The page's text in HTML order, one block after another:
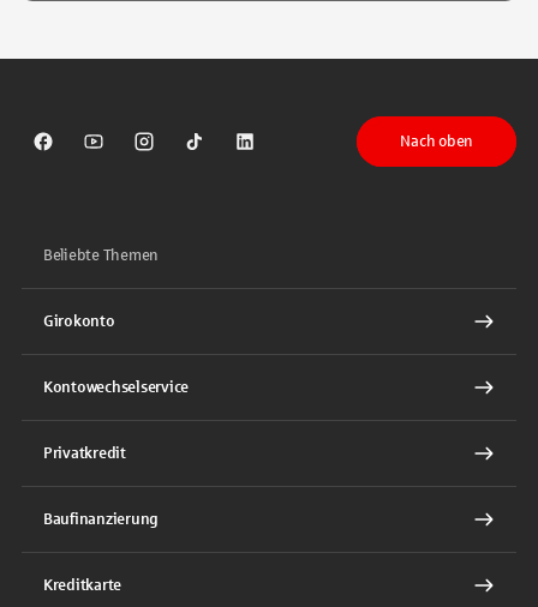
Sparkasse auf Facebook
Sparkasse auf Youtube
Sparkasse auf Instagram
Sparkasse auf TikTok
Sparkasse auf LinkedIn
Nach oben
Beliebte Themen
Girokonto
Kontowechselservice
Privatkredit
Baufinanzierung
Kreditkarte